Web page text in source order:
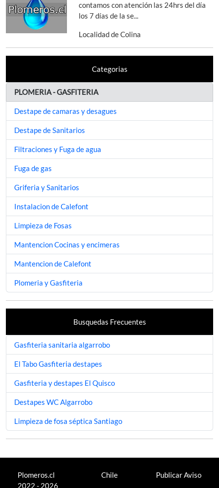
contamos con atención las 24hrs del día
los 7 días de la se...
Localidad de Colina
Categorias
PLOMERIA - GASFITERIA
Destape de camaras y desagues
Destape de Sanitarios
Filtraciones y Fuga de agua
Fuga de gas
Griferia y Sanitarios
Instalacion de Calefont
Limpieza de Fosas
Mantencion Cocinas y encimeras
Mantencion de Calefont
Plomeria y Gasfiteria
Busquedas Frecuentes
Gasfiteria sanitaria algarrobo
El Tabo Gasfiteria destapes
Gasfiteria y destapes El Quisco
Destapes WC Algarrobo
Limpieza de fosa séptica Santiago
Plomeros.cl
2022 - 2026
Chile Publicar Aviso